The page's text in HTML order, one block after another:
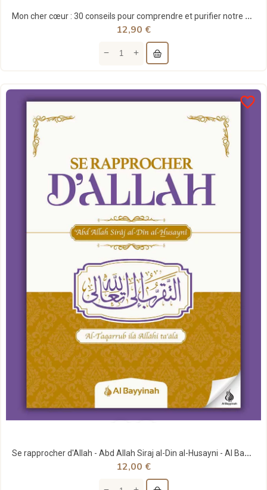
Mon cher cœur : 30 conseils pour comprendre et purifier notre cœur - Haifaa Younis - Muslim City
12,90 €
favorite_border
Se rapprocher d'Allah - Abd Allah Siraj al-Din al-Husayni - Al Bayyinah
12,00 €